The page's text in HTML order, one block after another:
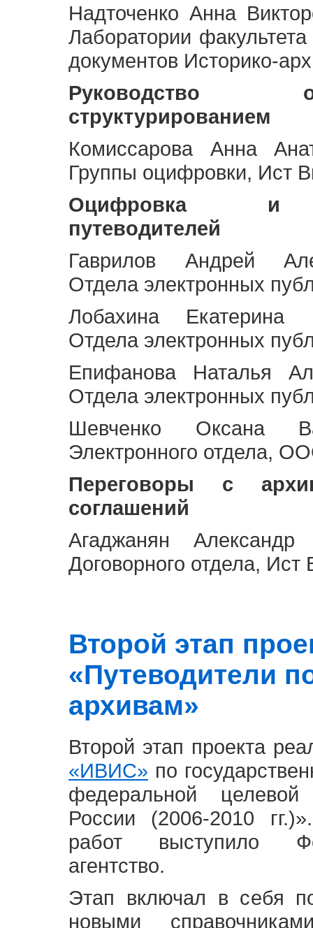
Надточенко Анна
Лаборатории
документов Историко-
Руководство
структурированием
Комиссарова Анна
Группы оцифровки, Ист
Оцифровка и
путеводителей
Гаврилов Андрей
Отдела электронных
Лобахина Екатерина
Отдела электронных
Епифанова Наталья
Отдела электронных
Шевченко Оксана
Электронного отдела,
Переговоры с
соглашений
Агаджанян Александр
Договорного отдела,
Второй этап
«Путеводители
архивам»
Второй этап проекта
«ИВИС» по
федеральной
России (2006-2010
работ выступило
агентство.
Этап включал в себя
новыми